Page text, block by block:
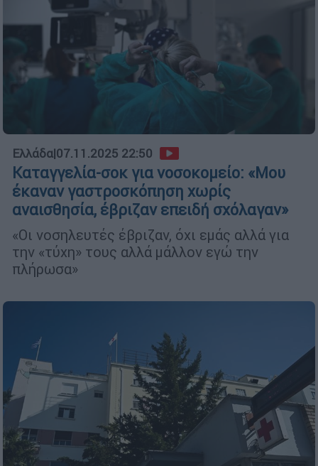
Ελλάδα|07.11.2025 22:50
Καταγγελία-σοκ για νοσοκομείο: «Μου
έκαναν γαστροσκόπηση χωρίς
αναισθησία, έβριζαν επειδή σχόλαγαν»
«Οι νοσηλευτές έβριζαν, όχι εμάς αλλά για
την «τύχη» τους αλλά μάλλον εγώ την
πλήρωσα»